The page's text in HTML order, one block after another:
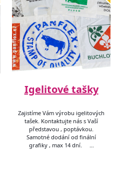
Igelitové tašky
Zajistíme Vám výrobu igelitových
tašek. Kontaktujte nás s Vaší
představou , poptávkou.
Samotné dodání od finální
grafiky , max 14 dní. …